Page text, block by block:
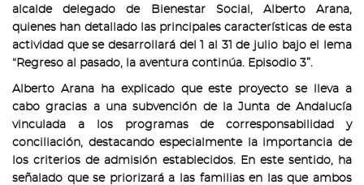
alcalde delegado de Bienestar Social, Alberto Arana,
quienes han detallado las principales características de esta
actividad que se desarrollará del 1 al 31 de julio bajo el lema
“Regreso al pasado, la aventura continúa. Episodio 3”.
Alberto Arana ha explicado que este proyecto se lleva a
cabo gracias a una subvención de la Junta de Andalucía
vinculada a los programas de corresponsabilidad y
conciliación, destacando especialmente la importancia de
los criterios de admisión establecidos. En este sentido, ha
señalado que se priorizará a las familias en las que ambos